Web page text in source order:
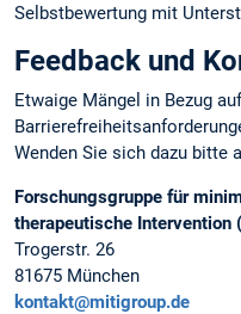
Selbstbewertung mit
Feedback und
Etwaige Mängel in Bezug
Wenden Sie sich dazu bitte
Forschungsgruppe für
therapeutische Intervention
Trogerstr. 26
81675 München
kontakt@mitigroup.de